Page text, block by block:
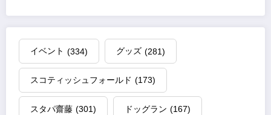
イベント (334) グッズ (281)
スコティッシュフォールド (173)
スタパ齋藤 (301) ドッグラン (167)